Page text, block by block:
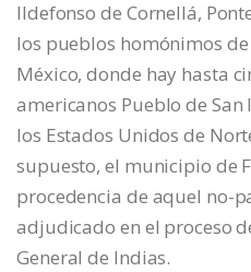
Ildefonso de Cornellá,
los pueblos homónimos de
México, donde hay hasta
americanos Pueblo de San
los Estados Unidos de
supuesto, el municipio de
procedencia de aquel no-
adjudicado en el proceso
General de Indias.